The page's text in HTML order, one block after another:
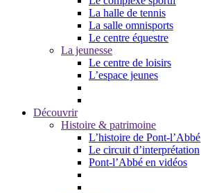
La halle de tennis
La salle omnisports
Le centre équestre
La jeunesse
Le centre de loisirs
L’espace jeunes
Découvrir
Histoire & patrimoine
L’histoire de Pont-l’Abbé
Le circuit d’interprétation
Pont-l’Abbé en vidéos